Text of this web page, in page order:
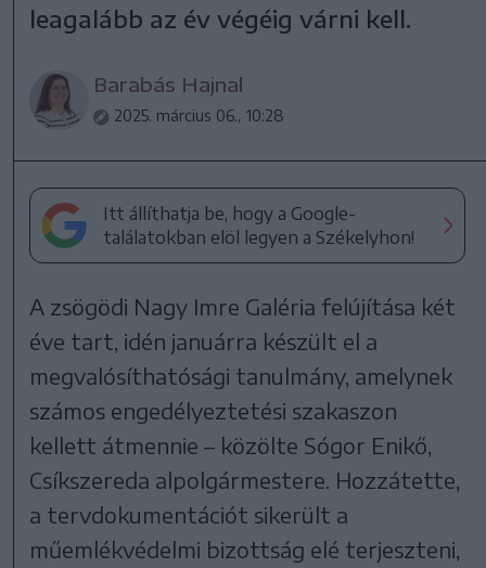
leagalább az év végéig várni kell.
Barabás Hajnal
2025. március 06., 10:28
Itt állíthatja be, hogy a Google-
találatokban elöl legyen a Székelyhon!
A zsögödi Nagy Imre Galéria felújítása két
éve tart, idén januárra készült el a
megvalósíthatósági tanulmány, amelynek
számos engedélyeztetési szakaszon
kellett átmennie – közölte Sógor Enikő,
Csíkszereda alpolgármestere. Hozzátette,
a tervdokumentációt sikerült a
műemlékvédelmi bizottság elé terjeszteni,